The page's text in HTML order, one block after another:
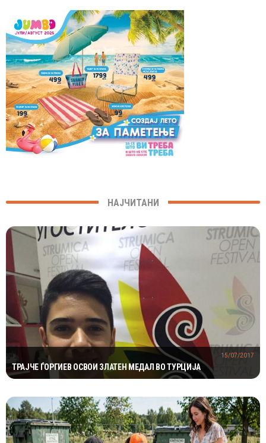
НАЈЧИТАНИ
ТРАЈЧЕ ЃОРГИЕВ ОСВОИ ЗЛАТЕН МЕДАЛ ВО ТУРЦИЈА
15/07/2017